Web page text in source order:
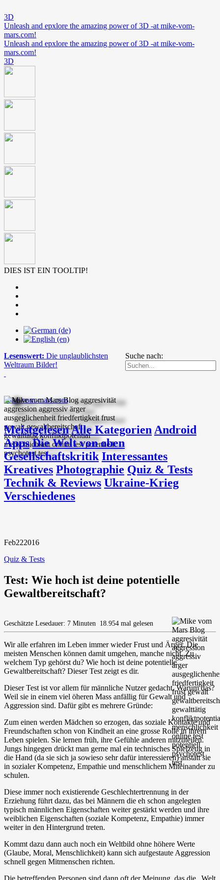
3D
Unleash and epxlore the amazing power of 3D -at mike-vom-
mars.com!
Unleash and epxlore the amazing power of 3D -at mike-vom-
mars.com!
3D
DIES IST EIN TOOLTIP!
Suche nach:
Lesenswert: Die unglaublichsten
Weltraum Bilder!
mike-vom-mars.com
MeistgelesenAlle Kategorien Android
Apps Die Welt von oben
Gesellschaftskritik Interessantes
Kreatives Photographie Quiz & Tests
Technik & Reviews Ukraine-Krieg
Verschiedenes
Feb222016
Quiz & Tests
Test: Wie hoch ist deine potentielle
Gewaltbereitschaft?
Geschätzte Lesedauer: 7 Minuten 18.954 mal gelesen
Wir alle erfahren im Leben immer wieder Frust und Ärger. Die
meisten Menschen können damit umgehen, manche nicht. Zu
welchem Typ gehörst du? Wie hoch ist deine potentielle
Gewaltbereitschaft? Dieser Test zeigt es dir.
Dieser Test ist vor allem für männliche Nutzer gedacht. Warum das?
Weil sie in einem viel öheren Mass anfällig für Gewalt und
Aggression sind. Dafür gibt es mehrere Gründe:
Zum einen werden Mädchen so erzogen, das soziale Kontakte und
Freundschaften schon von Kindheit an eine grosse Rolle in ihrem
Leben spielen. Sie lernen früh, ihre Gefühle anderen mitzuteilen.
Jungs hingegen drückt man gerne mal ein technisches Spielzeug in
die Hand (da sie sich ja sowieso sehr dafür interessieren) anstatt sie
in sozialer Kompetenz, Empathie und menschlichem Miteinander zu
schulen.
Diese immer noch existierende Geschlechtertrennung in der
Erziehung führt dazu, das bei Männern die eh schon angelegten
typisch männlichen Eigenschaften weiter gestärkt werden und ihre
weiblichen Eigenschaften (soziale Kompetenz, Empathie) immer
weiter in den Hintergrund treten.
Kommt dazu dann auch noch ein Weltbild ohne höhere Werte
(Glaube, Moral, Menschlichkeit) kann sich aufgestaute Aggression
schnell gegen Mitmenschen richten.
Die betreffenden Personen sind dann oft der Meinung, das die „Welt